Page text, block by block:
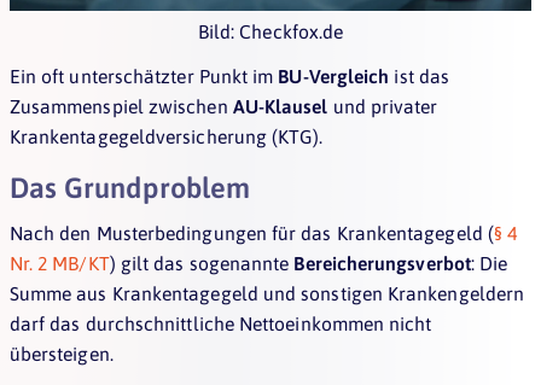
Bild: Checkfox.de
Ein oft unterschätzter Punkt im BU-Vergleich ist das
Zusammenspiel zwischen AU-Klausel und privater
Krankentagegeldversicherung (KTG).
Das Grundproblem
Nach den Musterbedingungen für das Krankentagegeld (§ 4
Nr. 2 MB/KT) gilt das sogenannte Bereicherungsverbot: Die
Summe aus Krankentagegeld und sonstigen Krankengeldern
darf das durchschnittliche Nettoeinkommen nicht
übersteigen.